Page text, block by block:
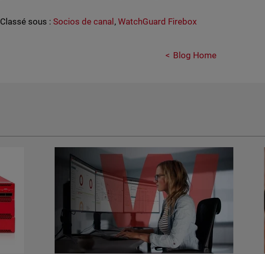
Classé sous : Socios de canal , WatchGuard Firebox
Blog Home